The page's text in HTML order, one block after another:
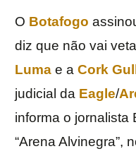
O Botafogo
diz que não vai
Luma e a Cork
judicial da Eagle/
informa o jornalista
“Arena Alvinegra”,